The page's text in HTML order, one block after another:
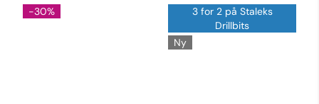
-30%
3 for 2 på Staleks
Drillbits
Ny